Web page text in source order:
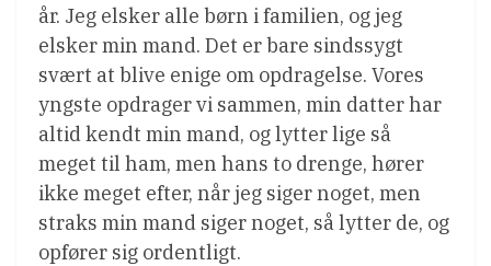
år. Jeg elsker alle børn i familien, og jeg
elsker min mand. Det er bare sindssygt
svært at blive enige om opdragelse. Vores
yngste opdrager vi sammen, min datter har
altid kendt min mand, og lytter lige så
meget til ham, men hans to drenge, hører
ikke meget efter, når jeg siger noget, men
straks min mand siger noget, så lytter de, og
opfører sig ordentligt.